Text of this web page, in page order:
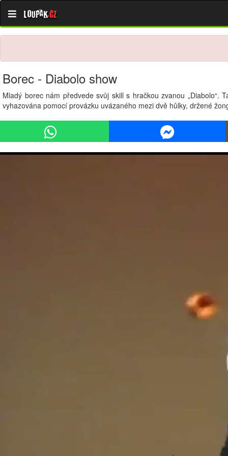
Loupak.cz
Borec - Diabolo show
Mladý borec nám předvede svůj skill s hračkou zvanou
vyhazována pomocí provázku uvázaného mezi dvě hůlky, držené